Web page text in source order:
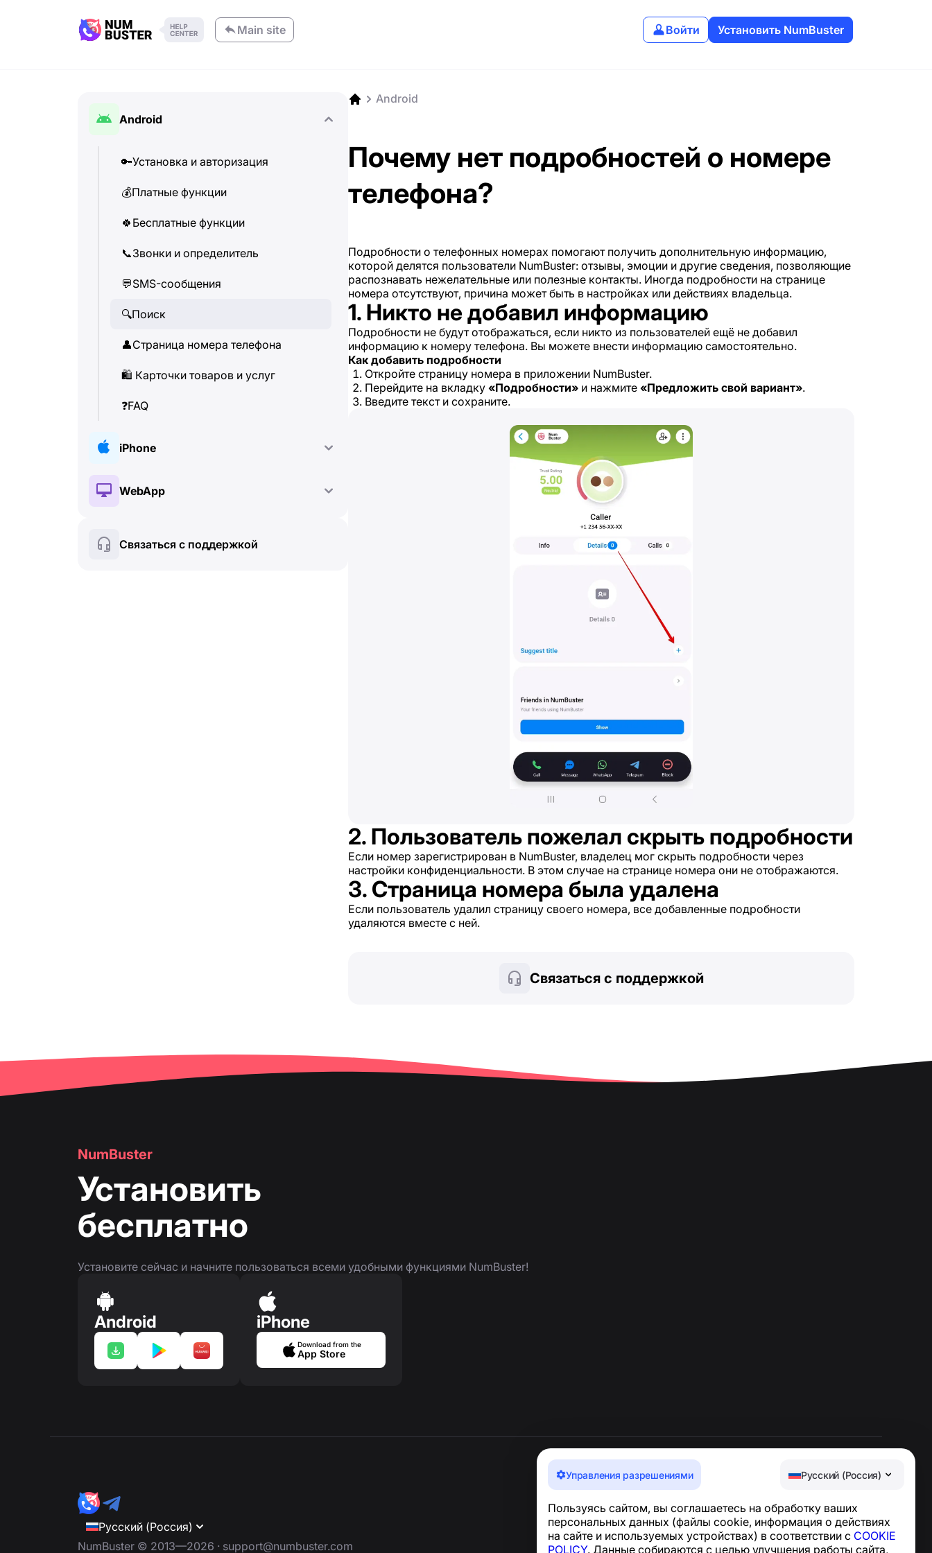
Main site Войти Установить NumBuster
Управления разрешениями Русский (Россия)
Пользуясь сайтом, вы соглашаетесь на обработку ваших
персональных данных (файлы cookie, информация о действиях
на сайте и используемых устройствах) в соответствии с COOKIE
POLICY. Данные собираются с целью улучшения работы сайта,
Android
🔑Установка и авторизация
💰Платные функции
🍀 Бесплатные функции
📞Звонки и определитель
💬SMS-сообщения
🔍Поиск
👤Страница номера телефона
🛍 ️ Карточки товаров и услуг
❓FAQ
iPhone
🔑 Установка и авторизация
🍀Бесплатные функции
WebApp
Связаться с поддержкой
Android
Почему нет подробностей о номере
телефона?
Подробности о телефонных номерах помогают получить дополнительную информацию,
которой делятся пользователи NumBuster: отзывы, эмоции и другие сведения, позволяющие
распознавать нежелательные или полезные контакты. Иногда подробности на странице
номера отсутствуют, причина может быть в настройках или действиях владельца.
1. Никто не добавил информацию
Подробности не будут отображаться, если никто из пользователей ещё не добавил
информацию к номеру телефона. Вы можете внести информацию самостоятельно.
Как добавить подробности
Откройте страницу номера в приложении NumBuster.
Перейдите на вкладку «Подробности» и нажмите «Предложить свой вариант».
Введите текст и сохраните.
2. Пользователь пожелал скрыть подробности
Если номер зарегистрирован в NumBuster, владелец мог скрыть подробности через
настройки конфиденциальности. В этом случае на странице номера они не отображаются.
3. Страница номера была удалена
Если пользователь удалил страницу своего номера, все добавленные подробности
удаляются вместе с ней.
Связаться с поддержкой
NumBuster
Установить
бесплатно
Установите сейчас и начните пользоваться всеми удобными функциями NumBuster!
Android iPhone
Download from the
App Store
Русский (Россия)
NumBuster © 2013—2026 · support@numbuster.com
Новости и статьи
О проекте
Контакты